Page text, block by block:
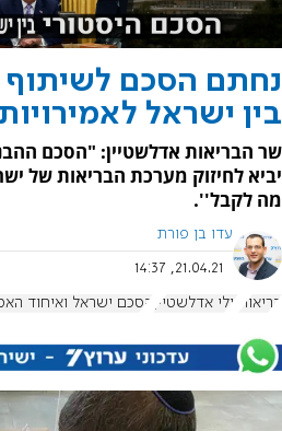
נחתם הסכם לשיתוף
בין ישראל
שר הבריאות אדלשטיין: "הסכם
יביא לחיזוק מערכת הבריאות של
מה לקבל''.
עדו בן פורת
21.04.21, 14:37
בריאות יולי אדלשטיין הסכם ישראל ואיחוד